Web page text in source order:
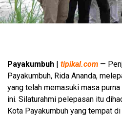
Payakumbuh | tipikal.com —
Payakumbuh, Rida Ananda,
yang telah memasuki masa
ini. Silaturahmi pelepasan itu
Kota Payakumbuh yang tempat